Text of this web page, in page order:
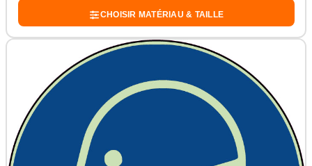
CHOISIR MATÉRIAU & TAILLE